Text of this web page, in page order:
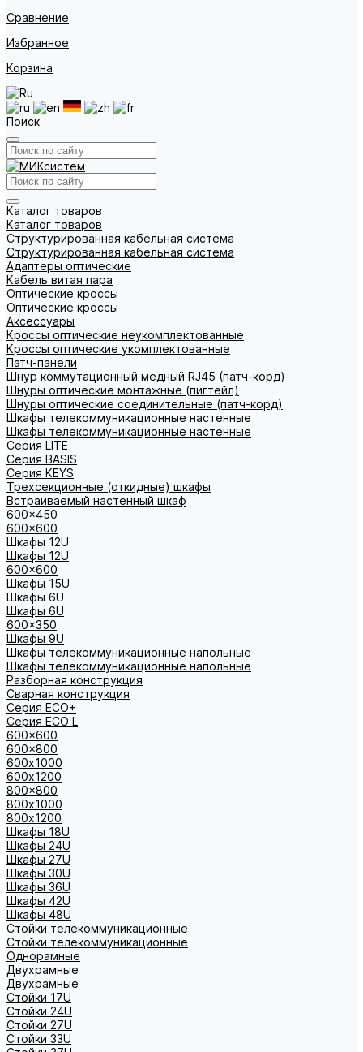
Сравнение
Избранное
Корзина
Поиск
Каталог товаров
Каталог товаров
Структурированная кабельная система
Структурированная кабельная система
Адаптеры оптические
Кабель витая пара
Оптические кроссы
Оптические кроссы
Аксессуары
Кроссы оптические неукомплектованные
Кроссы оптические укомплектованные
Патч-панели
Шнур коммутационный медный RJ45 (патч-корд)
Шнуры оптические монтажные (пигтейл)
Шнуры оптические соединительные (патч-корд)
Шкафы телекоммуникационные настенные
Шкафы телекоммуникационные настенные
Cерия LITE
Cерия BASIS
Cерия KEYS
Трехсекционные (откидные) шкафы
Встраиваемый настенный шкаф
600x450
600x600
Шкафы 12U
Шкафы 12U
600x600
Шкафы 15U
Шкафы 6U
Шкафы 6U
600x350
Шкафы 9U
Шкафы телекоммуникационные напольные
Шкафы телекоммуникационные напольные
Разборная конструкция
Сварная конструкция
Серия ECO+
Серия ECO L
600x600
600x800
600х1000
600х1200
800x800
800х1000
800х1200
Шкафы 18U
Шкафы 24U
Шкафы 27U
Шкафы 30U
Шкафы 36U
Шкафы 42U
Шкафы 48U
Стойки телекоммуникационные
Стойки телекоммуникационные
Однорамные
Двухрамные
Двухрамные
Стойки 17U
Стойки 24U
Стойки 27U
Стойки 33U